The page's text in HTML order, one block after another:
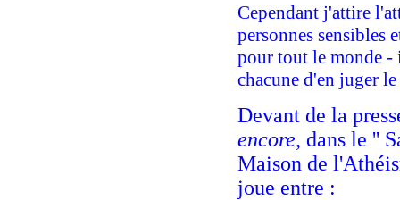
Cependant j'attire
personnes sensibles
pour tout le monde -
chacune d'en juger
Devant de la
encore, dans le ''
Maison de
joue entre :